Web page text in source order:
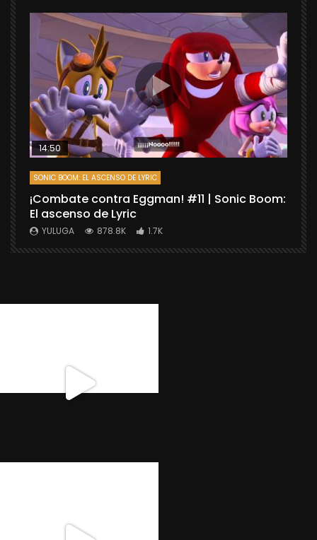
14:50
SONIC BOOM: EL ASCENSO DE LYRIC
¡Combate contra Eggman! #11 | Sonic Boom:
El ascenso de Lyric
YULUGA 878.8K 1.7K